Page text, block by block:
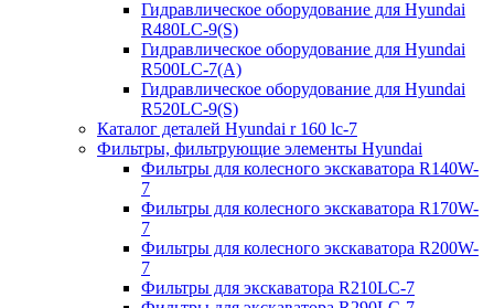
Гидравлическое оборудование для Hyundai
R480LC-9(S)
Гидравлическое оборудование для Hyundai
R500LC-7(A)
Гидравлическое оборудование для Hyundai
R520LC-9(S)
Каталог деталей Hyundai r 160 lc-7
Фильтры, фильтрующие элементы Hyundai
Фильтры для колесного экскаватора R140W-
7
Фильтры для колесного экскаватора R170W-
7
Фильтры для колесного экскаватора R200W-
7
Фильтры для экскаватора R210LC-7